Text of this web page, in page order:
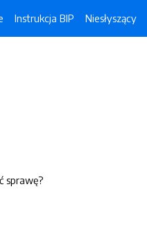
Instrukcja BIP Niesłyszący
sprawę?